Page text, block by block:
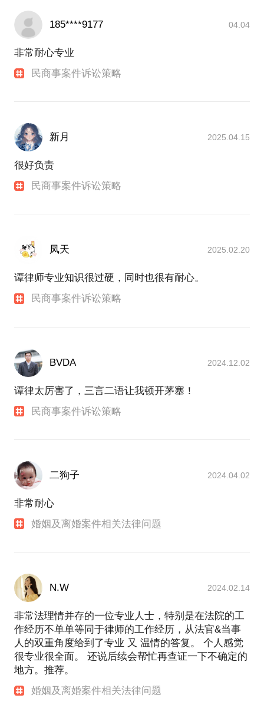
项目经历：
办理过大量民商事案件，中国裁判文书网收录案例近
五百篇。
185****9177 04.04
非常耐心专业
民商事案件诉讼策略
新月 2025.04.15
很好负责
民商事案件诉讼策略
凤天 2025.02.20
谭律师专业知识很过硬，同时也很有耐心。
民商事案件诉讼策略
BVDA 2024.12.02
谭律太厉害了，三言二语让我顿开茅塞！
民商事案件诉讼策略
二狗子 2024.04.02
非常耐心
婚姻及离婚案件相关法律问题
N.W 2024.02.14
非常法理情并存的一位专业人士，特别是在法院的工
作经历不单单等同于律师的工作经历，从法官&当事
人的双重角度给到了专业 又 温情的答复。 个人感觉
很专业很全面。 还说后续会帮忙再查证一下不确定的
地方。推荐。
婚姻及离婚案件相关法律问题